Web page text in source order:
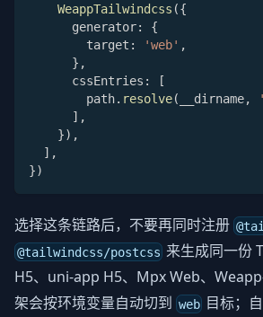
WeappTailwindcss ({
      generator
:
{
        target
: 'web' ,
} ,
      cssEntries
:
[
        path
. resolve( __dirname,
] ,
}) ,
] ,
})
选择这条链路后，不要再同时注册
@tailwindcss/postcss 来生成同一份
H5、uni-app H5、Mpx Web、
架会按环境变量自动切到 web 目标；